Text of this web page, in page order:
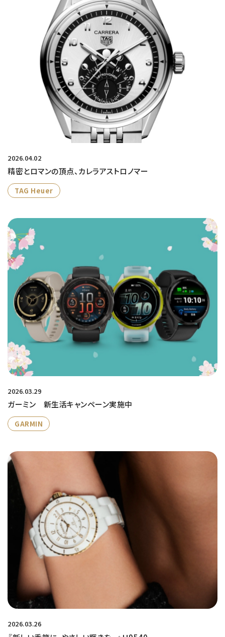
2026.04.02
精密とロマンの頂点、カレラアストロノマー
TAG Heuer
2026.03.29
ガーミン 新生活キャンペーン実施中
GARMIN
2026.03.26